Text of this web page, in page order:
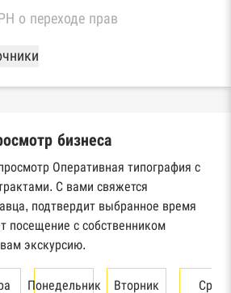
о переходе прав
и ЕГРИП Федеральной
контрактов
дел Высшего
реестр сведений о
лиц
бизнеса
Оперативная типография с
С вами свяжется
подтвердит выбранное время
посещение с собственником
экскурсию.
Понедельник
Вторник